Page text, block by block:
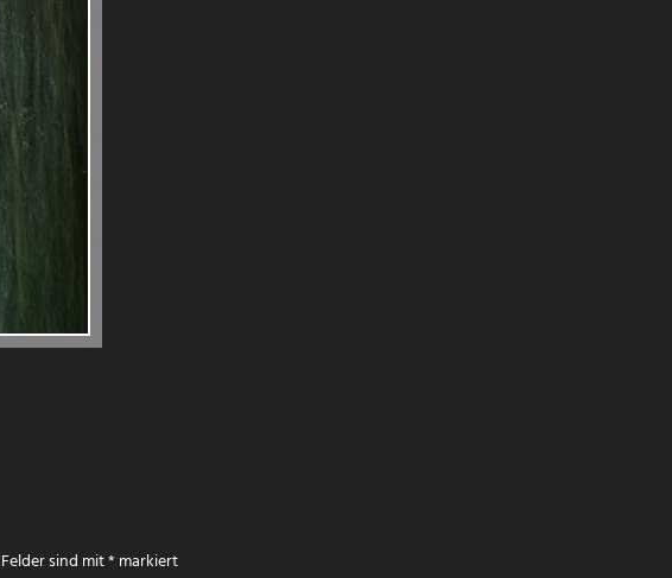
sind mit*markiert